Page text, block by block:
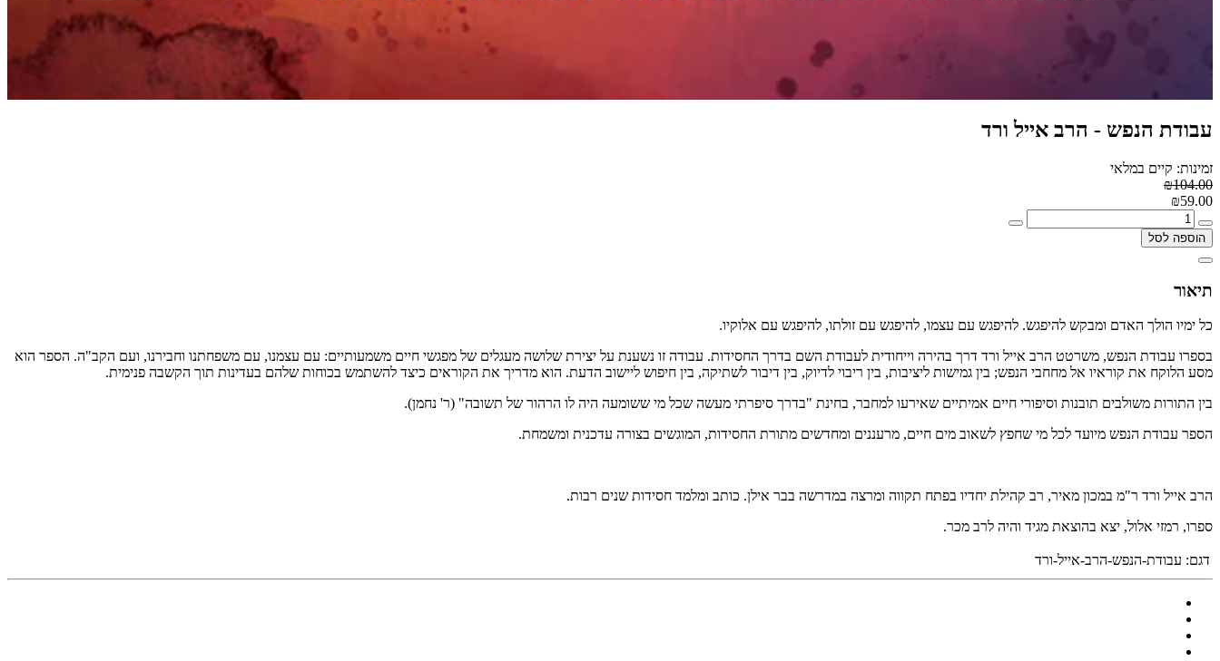
עבודת הנפש - הרב אייל ורד
זמינות: קיים במלאי
₪104.00
₪59.00
הוספה לסל
תיאור
כל ימיו הולך האדם ומבקש להיפגש. להיפגש עם עצמו, להיפגש עם זולתו, להיפגש עם אלוקיו.
בספרו עבודת הנפש, משרטט הרב אייל ורד דרך בהירה וייחודית לעבודת השם בדרך החסידות. עבודה זו נשענת על יצירת שלושה מעגלים של מפגשי חיים משמעותיים: עם עצמנו, עם משפחתנו וחבירנו, ועם הקב"ה. הספר הוא
מסע הלוקח את קוראיו אל מחחבי הנפש; בין גמישות ליציבות, בין ריבוי לדיוק, בין דיבור לשתיקה, בין חיפוש ליישוב הדעת. הוא מדריך את הקוראים כיצד להשתמש בכוחות שלהם בעדינות תוך הקשבה פנימית.
בין התורות משולבים תובנות וסיפורי חיים אמיתיים שאירעו למחבר, בחינת "בדרך סיפרתי מעשה שכל מי ששומעה היה לו הרהור של תשובה" (ר' נחמן).
הספר עבודת הנפש מיועד לכל מי שחפץ לשאוב מים חיים, מרעננים ומחדשים מתורת החסידות, המוגשים בצורה עדכנית ומשמחת.
הרב אייל ורד ר"מ במכון מאיר, רב קהילת יחדיו בפתח תקווה ומרצה במדרשה בבר אילן. כותב ומלמד חסידות שנים רבות.
ספרו, רמזי אלול, יצא בהוצאת מגיד והיה לרב מכר.
דגם: עבודת-הנפש-הרב-אייל-ורד